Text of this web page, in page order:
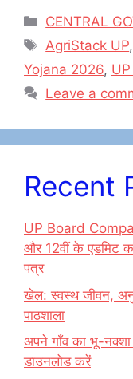
c
e
b
o
k
st
o
d
o
l
Categories
CENTRAL
Tags
AgriStack UP,
Yojana 2026,
Leave a
Recent
UP Board
और 12वीं के एडमिट
पत्र
खेल: स्वस्थ जीवन,
पाठशाला
अपने गाँव का भू-
डाउनलोड करें